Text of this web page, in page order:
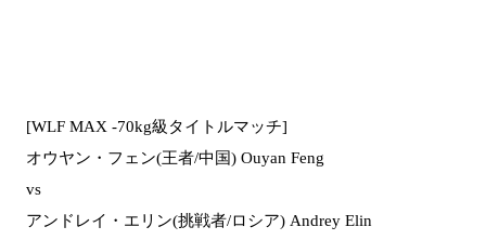
[WLF MAX -70kg級タイトルマッチ]
オウヤン・フェン(王者/中国) Ouyan Feng
vs
アンドレイ・エリン(挑戦者/ロシア) Andrey Elin